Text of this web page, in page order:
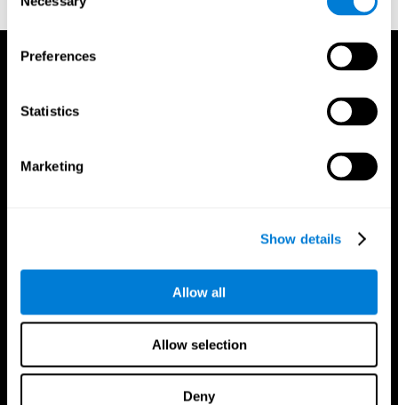
Selection
Preferences
Statistics
Marketing
Show details
Allow all
Allow selection
Deny
Aphasia and Related Disorders. Lea & Febiger, Philadelphia.
تطبيق CogniFit